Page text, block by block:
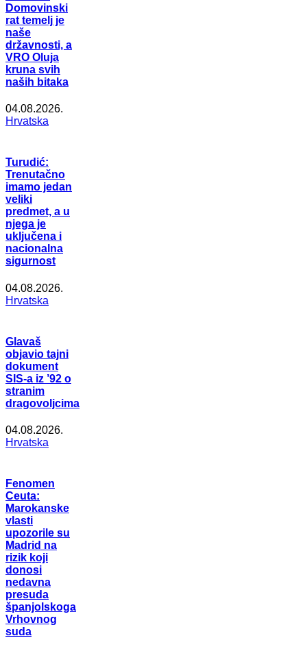
Domovinski
rat temelj je
naše
državnosti, a
VRO Oluja
kruna svih
naših bitaka
04.08.2026.
Hrvatska
Turudić:
Trenutačno
imamo jedan
veliki
predmet, a u
njega je
uključena i
nacionalna
sigurnost
04.08.2026.
Hrvatska
Glavaš
objavio tajni
dokument
SIS-a iz ’92 o
stranim
dragovoljcima
04.08.2026.
Hrvatska
Fenomen
Ceuta:
Marokanske
vlasti
upozorile su
Madrid na
rizik koji
donosi
nedavna
presuda
španjolskoga
Vrhovnog
suda